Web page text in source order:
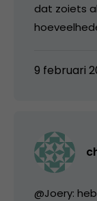
dat zoiets
9 februari
@Joery: